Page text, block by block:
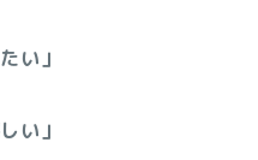
い」
い」